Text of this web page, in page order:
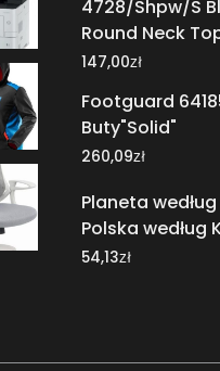
4728/Shpw/S
Round Neck
147,00zł
Footguard
Buty"Solid"
260,09zł
Planeta
Polska według
54,13zł